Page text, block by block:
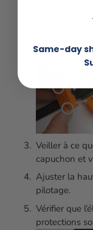
Positionner
protection
Veiller à ce
capuchon et
Ajuster la
pilotage.
Vérifier que
protections
Same-day